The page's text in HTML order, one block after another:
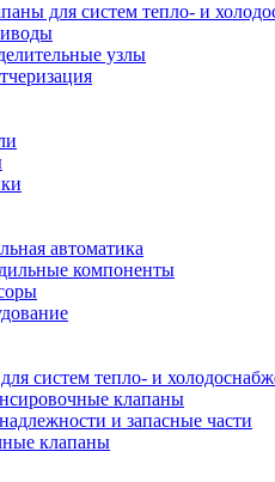
для систем тепло- и
узлы
автоматика
компоненты
систем тепло- и
клапаны
и запасные части
клапаны